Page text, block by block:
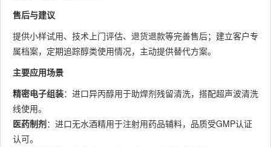
售后与建议
提供小样试用、技术上门评估、退货退款等完善售后；建立客户专
属档案，定期追踪醇类使用情况，主动提供替代方案。
主要应用场景
精密电子组装：进口异丙醇用于助焊剂残留清洗，搭配超声波清洗
线使用。
医药制剂：进口无水酒精用于注射用药品辅料，品质受GMP认证
认可。